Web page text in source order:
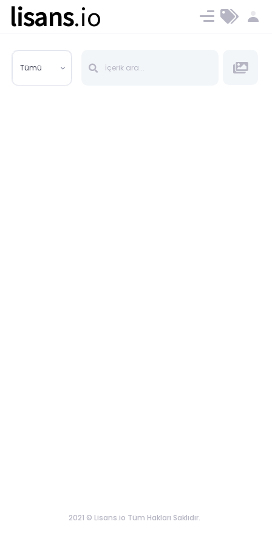
lisans.io Ücret ve Planlar
Tümü
2021 © Lisans.io Tüm Hakları Saklıdır.